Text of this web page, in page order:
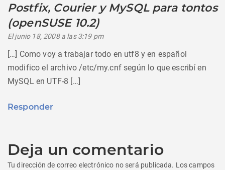
Postfix, Courier y MySQL para tontos
(openSUSE 10.2)
El junio 18, 2008 a las 3:19 pm
[…] Como voy a trabajar todo en utf8 y en español
modifico el archivo /etc/my.cnf según lo que escribí en
MySQL en UTF-8 […]
Responder
Deja un comentario
Tu dirección de correo electrónico no será publicada. Los campos